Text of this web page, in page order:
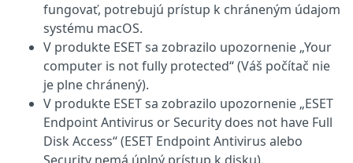
fungovať, potrebujú prístup k chráneným údajom
systému macOS.
V produkte ESET sa zobrazilo upozornenie „Your
computer is not fully protected“ (Váš počítač nie
je plne chránený).
V produkte ESET sa zobrazilo upozornenie „ESET
Endpoint Antivirus or Security does not have Full
Disk Access“ (ESET Endpoint Antivirus alebo